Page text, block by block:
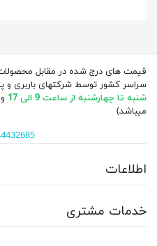
قیمت های درج شده در مقابل
سراسر کشور توسط شرکتهای باربری و
شنبه تا چهارشنبه از ساعت 9 الی 17
میباشد)
اطلاعات
خدمات مشتری